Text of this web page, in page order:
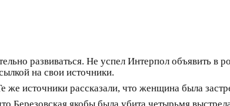
развиваться. Не успел Интерпол объявить в
на свои источники.
источники рассказали, что женщина была